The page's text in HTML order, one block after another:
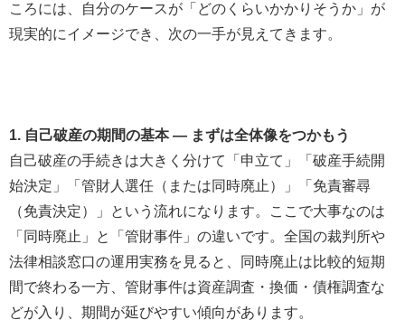
ころには、自分のケースが「どのくらいかかりそうか」が
現実的にイメージでき、次の一手が見えてきます。
1. 自己破産の期間の基本 — まずは全体像をつかもう
自己破産の手続きは大きく分けて「申立て」「破産手続開
始決定」「管財人選任（または同時廃止）」「免責審尋
（免責決定）」という流れになります。ここで大事なのは
「同時廃止」と「管財事件」の違いです。全国の裁判所や
法律相談窓口の運用実務を見ると、同時廃止は比較的短期
間で終わる一方、管財事件は資産調査・換価・債権調査な
どが入り、期間が延びやすい傾向があります。